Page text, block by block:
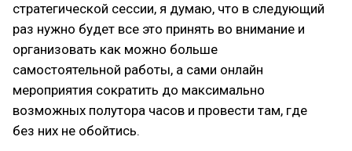
стратегической сессии, я думаю, что в следующий
раз нужно будет все это принять во внимание и
организовать как можно больше
самостоятельной работы, а сами онлайн
мероприятия сократить до максимально
возможных полутора часов и провести там, где
без них не обойтись.